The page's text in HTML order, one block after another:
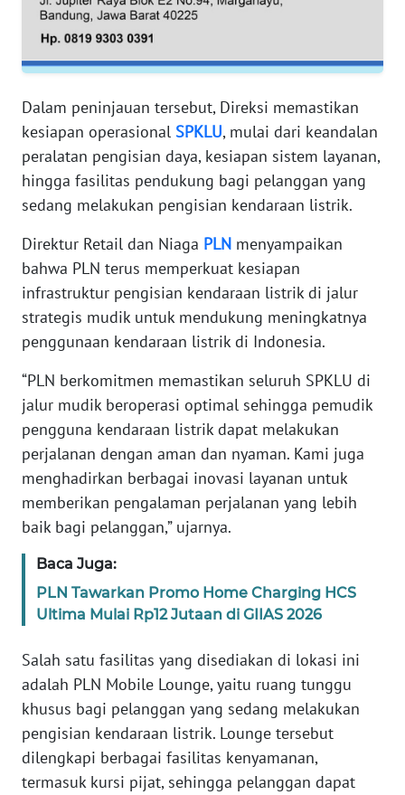
Dalam peninjauan tersebut, Direksi memastikan
kesiapan operasional SPKLU, mulai dari keandalan
peralatan pengisian daya, kesiapan sistem layanan,
hingga fasilitas pendukung bagi pelanggan yang
sedang melakukan pengisian kendaraan listrik.
Direktur Retail dan Niaga PLN menyampaikan
bahwa PLN terus memperkuat kesiapan
infrastruktur pengisian kendaraan listrik di jalur
strategis mudik untuk mendukung meningkatnya
penggunaan kendaraan listrik di Indonesia.
“PLN berkomitmen memastikan seluruh SPKLU di
jalur mudik beroperasi optimal sehingga pemudik
pengguna kendaraan listrik dapat melakukan
perjalanan dengan aman dan nyaman. Kami juga
menghadirkan berbagai inovasi layanan untuk
memberikan pengalaman perjalanan yang lebih
baik bagi pelanggan,” ujarnya.
Baca Juga:
PLN Tawarkan Promo Home Charging HCS
Ultima Mulai Rp12 Jutaan di GIIAS 2026
Salah satu fasilitas yang disediakan di lokasi ini
adalah PLN Mobile Lounge, yaitu ruang tunggu
khusus bagi pelanggan yang sedang melakukan
pengisian kendaraan listrik. Lounge tersebut
dilengkapi berbagai fasilitas kenyamanan,
termasuk kursi pijat, sehingga pelanggan dapat
WN
PAPUA
BARAT
WN
RIAU
WN
SERAMBI
JAMBI
WN
SULTRA
NTB
WN
SULTENG
WN
WN
BABEL
WN
SUMBAR
WN
SUMSEL